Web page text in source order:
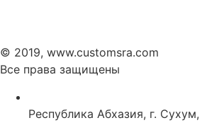
© 2019, www.customsra.com
Все права защищены
Республика Абхазия, г.